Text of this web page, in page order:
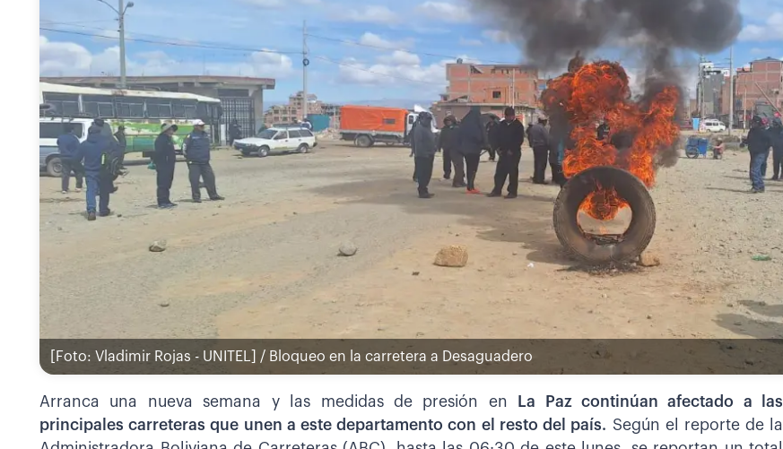
[Foto: Vladimir Rojas - UNITEL] / Bloqueo en la carretera a Desaguadero
Arranca una nueva semana y las medidas de presión en
La Paz continúan afectado a las
principales carreteras que unen a este departamento con el resto del país. Según el reporte de la